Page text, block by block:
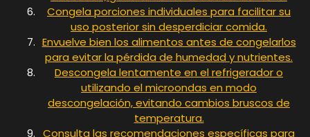
Congela porciones individuales para facilitar su
uso posterior sin desperdiciar comida.
Envuelve bien los alimentos antes de congelarlos
para evitar la pérdida de humedad y nutrientes.
Descongela lentamente en el refrigerador o
utilizando el microondas en modo
descongelación, evitando cambios bruscos de
temperatura.
Consulta las recomendaciones específicas para